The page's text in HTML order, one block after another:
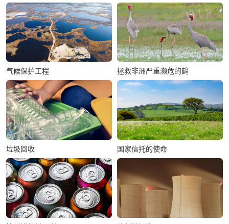
气候保护工程 拯救非洲严重濒危的鹤
垃圾回收 国家信托的使命